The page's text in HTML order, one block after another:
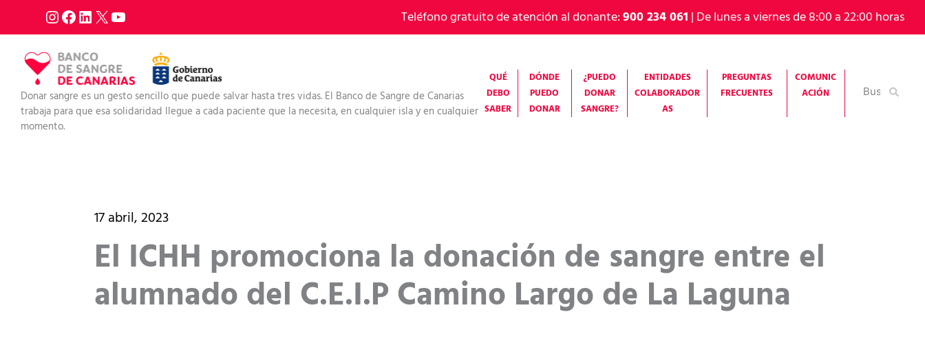
al
contenido
Teléfono gratuito de atención al donante:900 234 061 | De lunes a viernes de 8:00 a 22:00 horas
Donar sangre es un gesto sencillo que puede salvar hasta tres vidas. El Banco de Sangre de Canarias
trabaja para que esa solidaridad llegue a cada paciente que la necesita, en cualquier isla y en cualquier
momento.
QUÉ
DEBO
SABER
DÓNDE
PUEDO
DONAR
¿PUEDO
DONAR
SANGRE?
ENTIDADES
COLABORADOR
AS
PREGUNTAS
FRECUENTES
COMUNIC
ACIÓN
Buscar
17 abril, 2023
El ICHH promociona la donación de sangre entre el
alumnado del C.E.I.P Camino Largo de La Laguna